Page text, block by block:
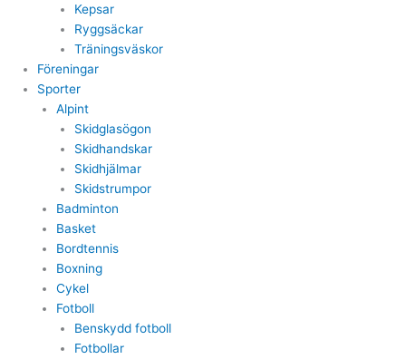
Kepsar
Ryggsäckar
Träningsväskor
Föreningar
Sporter
Alpint
Skidglasögon
Skidhandskar
Skidhjälmar
Skidstrumpor
Badminton
Basket
Bordtennis
Boxning
Cykel
Fotboll
Benskydd fotboll
Fotbollar